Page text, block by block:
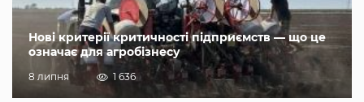
Нові критерії критичності підприємств — що це
означає для агробізнесу
8 липня 1 636